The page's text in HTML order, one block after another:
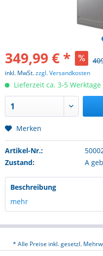
349,99 € *
inkl. MwSt.zzgl. Versandkosten
Lieferzeit ca. 3-5 Werktage
Merken
Artikel-Nr.:
Zustand:
A
Beschreibung
mehr
* Alle Preise inkl. gesetzl.